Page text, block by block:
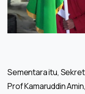
Sementara itu,
Prof Kamaruddin